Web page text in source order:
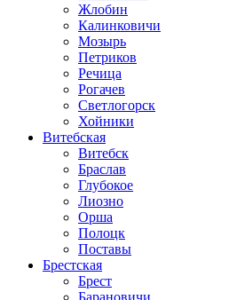
Жлобин
Калинковичи
Мозырь
Петриков
Речица
Рогачев
Светлогорск
Хойники
Витебская
Витебск
Браслав
Глубокое
Лиозно
Орша
Полоцк
Поставы
Брестская
Брест
Барановичи